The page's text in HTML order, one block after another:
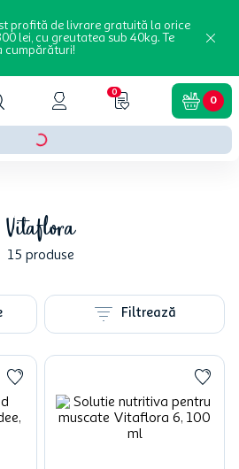
profită de livrare gratuită la orice
lei, cu greutatea sub 40kg. Te
cumpărături!
0
0
Vitaflora
15 produse
Filtrează